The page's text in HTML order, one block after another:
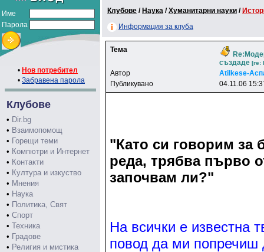
Име
Парола
• Нов потребител
• Забравена парола
Клубове
• Dir.bg
• Взаимопомощ
• Горещи теми
• Компютри и Интернет
• Контакти
• Култура и изкуство
• Мнения
• Наука
• Политика, Свят
• Спорт
• Техника
• Градове
• Религия и мистика
Клубове / Наука /Хуманитарни науки /
Информация за клуба
Тема
създаде [re:
Автор
Atilkese-
Публикувано
04.11.06
"Като си говорим за
реда, трябва първо
започвам ли?"
На всички е известна
повод да ми